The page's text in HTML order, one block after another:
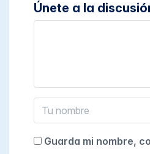
Únete a la
Guarda mi nombre,